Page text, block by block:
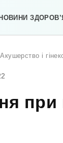
НОВИНИ
Акушерство і
при